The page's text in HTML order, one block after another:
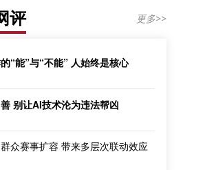
评 更多>>
“能”与“不能” 人始终是核心
别让AI技术沦为违法帮凶
众赛事扩容 带来多层次联动效应